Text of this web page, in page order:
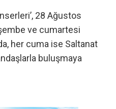
28 Ağustos
ve cumartesi
her cuma ise Saltanat
buluşmaya